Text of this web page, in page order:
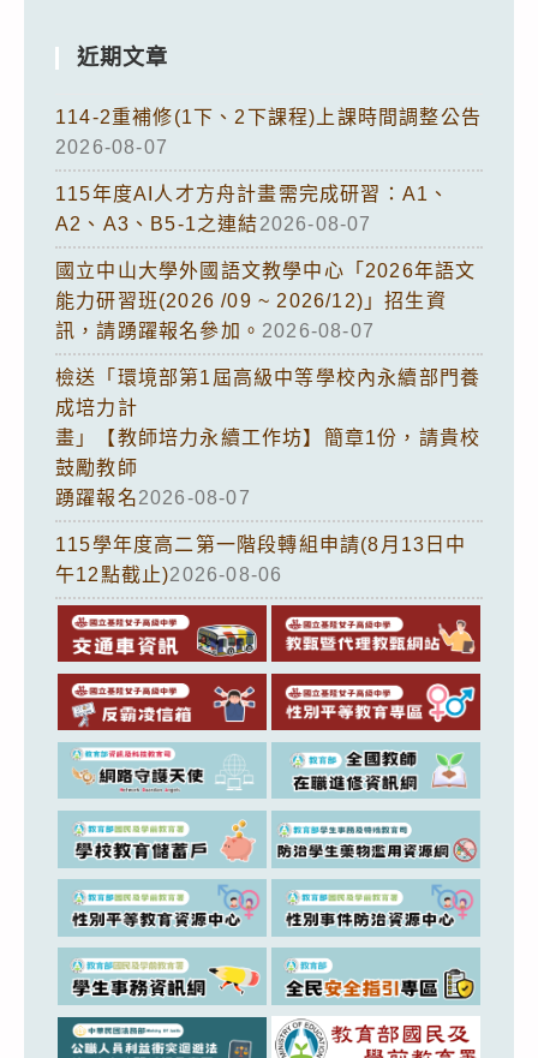
近期文章
114-2重補修(1下、2下課程)上課時間調整公告
2026-08-07
115年度AI人才方舟計畫需完成研習：A1、
A2、A3、B5-1之連結2026-08-07
國立中山大學外國語文教學中心「2026年語文
能力研習班(2026 /09 ~ 2026/12)」招生資
訊，請踴躍報名參加。 2026-08-07
檢送「環境部第1屆高級中等學校內永續部門養
成培力計
畫」【教師培力永續工作坊】簡章1份，請貴校
鼓勵教師
踴躍報名2026-08-07
115學年度高二第一階段轉組申請(8月13日中
午12點截止)2026-08-06